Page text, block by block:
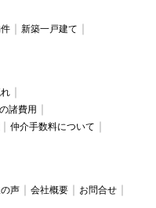
新築一戸建て
諸費用
仲介手数料について
声 会社概要
お問合せ